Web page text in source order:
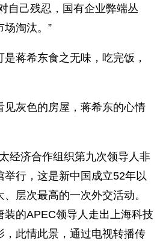
自己残忍，国有企业弊端丛
场淘汰。”
蒋希东食之无味，吃完饭，
见灰色的房屋，蒋希东的心情
经济合作组织第九次领导人非
举行，这是新中国成立52年以
层次最高的一次外交活动。
装的APEC领导人走出上海科技
，此情此景，通过电视转播传